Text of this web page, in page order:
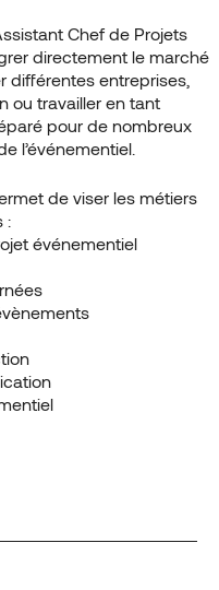
Chef de Projets
directement le marché
différentes entreprises,
ou travailler en tant
pour de nombreux
l’événementiel.
de viser les métiers
:
événementiel